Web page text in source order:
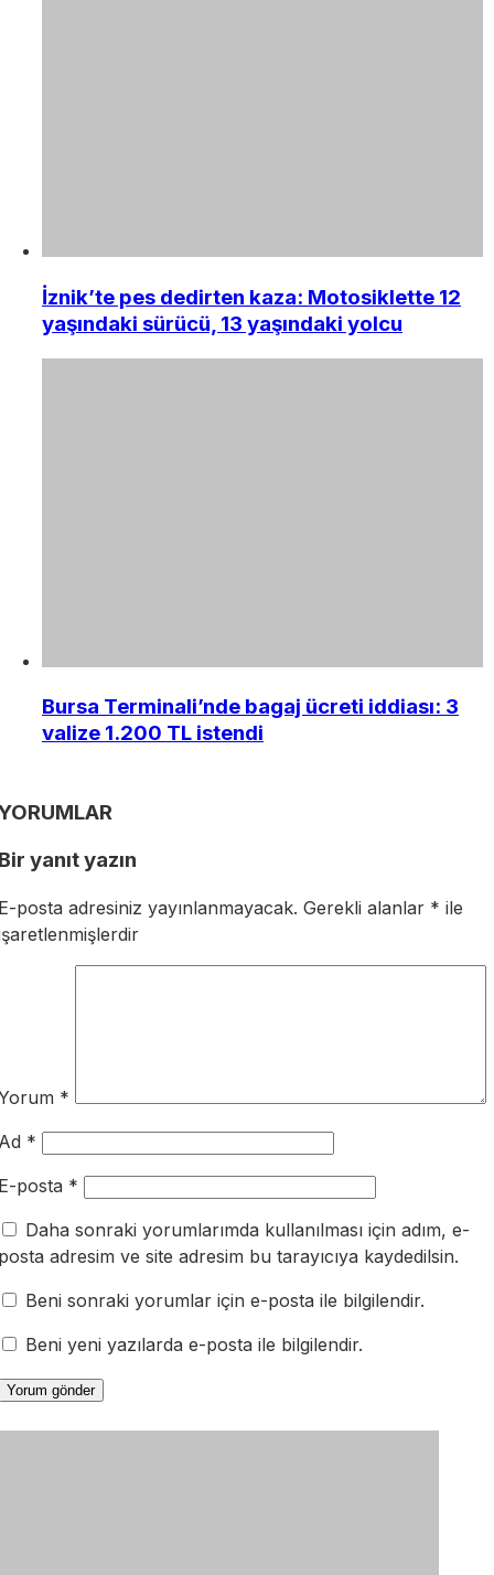
İznik’te pes dedirten kaza: Motosiklette 12
yaşındaki sürücü, 13 yaşındaki yolcu
Bursa Terminali’nde bagaj ücreti iddiası: 3
valize 1.200 TL istendi
yanıt yazın
posta adresiniz yayınlanmayacak. Gerekli alanlar * ile
*
*
posta *
Daha sonraki yorumlarımda kullanılması için adım, e-
adresim ve site adresim bu tarayıcıya kaydedilsin.
Beni sonraki yorumlar için e-posta ile bilgilendir.
Beni yeni yazılarda e-posta ile bilgilendir.